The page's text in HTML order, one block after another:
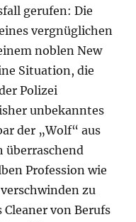
gerufen: Die
vergnüglichen
noblen New
Situation, die
Polizei
unbekanntes
der „Wolf“ aus
überraschend
Profession wie
zu
von Berufs